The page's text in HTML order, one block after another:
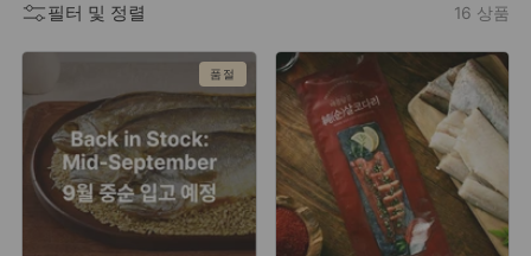
필터 및 정렬 16 상품
품절